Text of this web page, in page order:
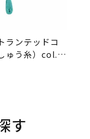
ランテッドコ
ゅう糸）col.0
す